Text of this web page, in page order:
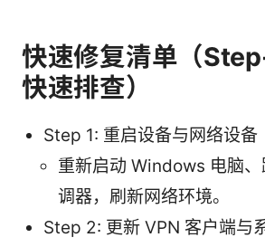
快速修复清单（
快速排查）
Step 1: 重启设备与网络设备
重新启动 Windows 电脑
调器，刷新网络环境。
Step 2: 更新 VPN 客户端与